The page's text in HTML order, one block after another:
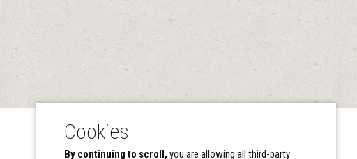
navarraecologica.org
By continuing to scroll, you are allowing all third-party